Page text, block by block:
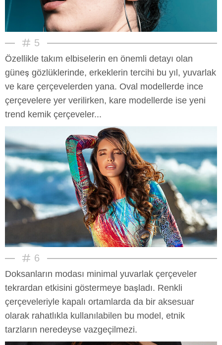
5
Özellikle takım elbiselerin en önemli detayı olan
güneş gözlüklerinde, erkeklerin tercihi bu yıl, yuvarlak
ve kare çerçevelerden yana. Oval modellerde ince
çerçevelere yer verilirken, kare modellerde ise yeni
trend kemik çerçeveler...
6
Doksanların modası minimal yuvarlak çerçeveler
tekrardan etkisini göstermeye başladı. Renkli
çerçeveleriyle kapalı ortamlarda da bir aksesuar
olarak rahatlıkla kullanılabilen bu model, etnik
tarzların neredeyse vazgeçilmezi.